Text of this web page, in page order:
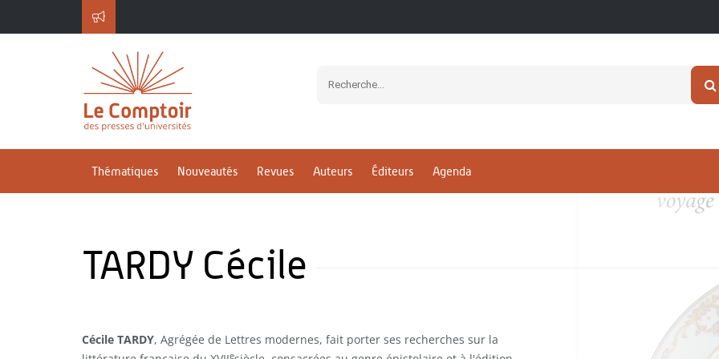
Thématiques Nouveautés Revues Auteurs Éditeurs Agenda
TARDY Cécile
Cécile TARDY, Agrégée de Lettres modernes, fait porter ses recherches sur la
e